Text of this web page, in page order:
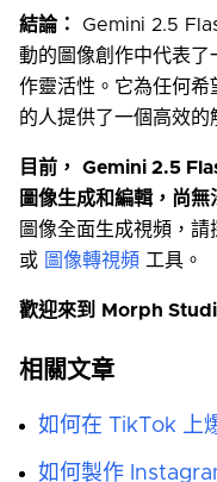
結論：
Gemini 2.5
動的圖像創作中代表了
作靈活性。它為任何
的人提供了一個高效的
目前， Gemini 2.5
圖像生成和編輯，尚無
圖像全面生成視頻，請
或 圖像轉視頻 工具。
歡迎來到 Morph
相關文章
如何在 TikTok 上
如何製作